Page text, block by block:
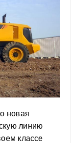
новая
линию
классе